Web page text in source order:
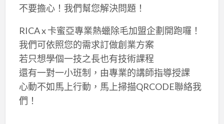
不要擔心！我們幫您解決問題！
RICA x 卡蜜亞專業熱蠟除毛加盟企劃開跑囉！
我們可依照您的需求訂做創業方案
若只想學個一技之長也有技術課程
還有一對一小班制，由專業的講師指導授課
心動不如馬上行動，馬上掃描QRCODE聯絡我
們！